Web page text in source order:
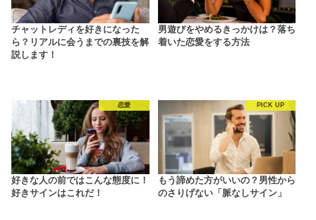
チャットレディを好きになった
ら？リアルに会うまでの裏技を解
説します！
男遊びをやめるきっかけは？落ち
着いた恋愛をする方法
恋愛
好きな人の前ではこんな態度に！
好きサインはこれだ！
PICK UP
もう諦めた方がいいの？男性から
のさりげない「脈なしサイン」